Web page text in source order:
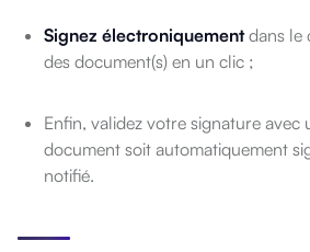
Signez électroniquementdans le
des document(s) en un clic ;
Enfin, validez votre signature avec
document soit automatiquement
notifié.